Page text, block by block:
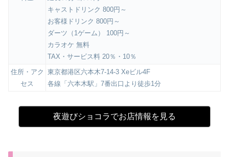
キャストドリンク 800円～
お客様ドリンク 800円～
ダーツ（1ゲーム） 100円～
カラオケ 無料
TAX・サービス料 20％・10％
住所・アク
セス
東京都港区六本木7-14-3 Xeビル4F
各線「六本木駅」7番出口より徒歩1分
夜遊びショコラでお店情報を見る